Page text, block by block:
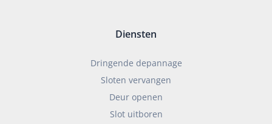
Diensten
Dringende depannage
Sloten vervangen
Deur openen
Slot uitboren